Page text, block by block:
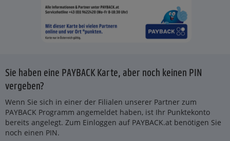
Sie haben eine PAYBACK Karte, aber noch keinen PIN
vergeben?
Wenn Sie sich in einer der Filialen unserer Partner zum
PAYBACK Programm angemeldet haben, ist Ihr Punktekonto
bereits angelegt. Zum Einloggen auf PAYBACK.at benötigen Sie
noch einen PIN.